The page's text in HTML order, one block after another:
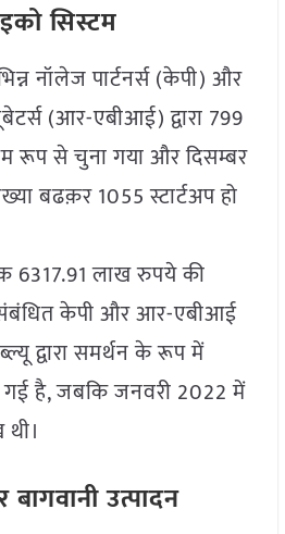
सिस्टम
नॉलेज पार्टनर्स (केपी) और
(आर-एबीआई) द्वारा 799
रूप से चुना गया और दिसम्बर
बढक़र 1055 स्टार्टअप हो
6317.91 लाख रुपये की
केपी और आर-एबीआई
द्वारा समर्थन के रूप में
गई है, जबकि जनवरी 2022 में
बागवानी उत्पादन